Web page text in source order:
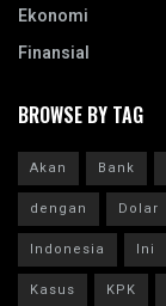
Ekonomi
Finansial
BROWSE BY TAG
Akan Bank
dengan
Dolar
Indonesia
Ini
Kasus
KPK